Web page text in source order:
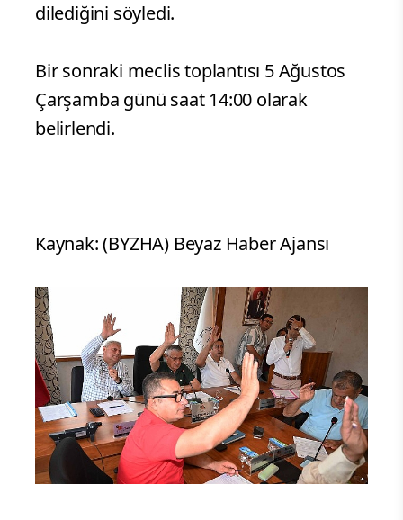
dilediğini söyledi.
Bir sonraki meclis toplantısı 5 Ağustos
Çarşamba günü saat 14:00 olarak
belirlendi.
Kaynak: (BYZHA) Beyaz Haber Ajansı